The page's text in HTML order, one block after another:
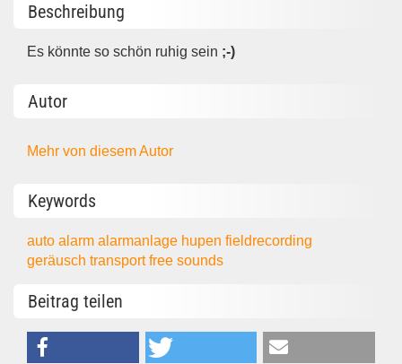
Beschreibung
Es könnte so schön ruhig sein ;-)
Autor
Mehr von diesem Autor
Keywords
autoalarmalarmanlage hupenfieldrecording
geräuschtransportfree sounds
Beitrag teilen